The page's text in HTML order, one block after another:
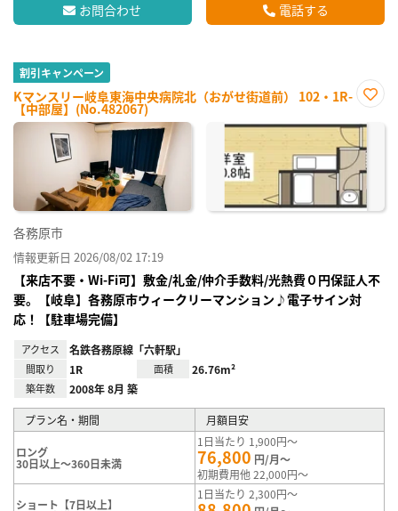
お問合わせ 電話する
割引キャンペーン
Kマンスリー岐阜東海中央病院北（おがせ街道前） 102・1R-
【中部屋】(No.482067)
に入
録
各務原市
情報更新日 2026/08/02 17:19
【来店不要・Wi-Fi可】敷金/礼金/仲介手数料/光熱費０円保証人不
要。【岐阜】各務原市ウィークリーマンション♪電子サイン対
応！【駐車場完備】
アクセス 名鉄各務原線「六軒駅」
間取り 1R 面積 26.76m²
築年数 2008年 8月 築
プラン名・期間 月額目安
ロング
30日以上～360日未満
1日当たり 1,900円～
76,800 円/月～
初期費用他 22,000円～
ショート【7日以上】
1日当たり 2,300円～